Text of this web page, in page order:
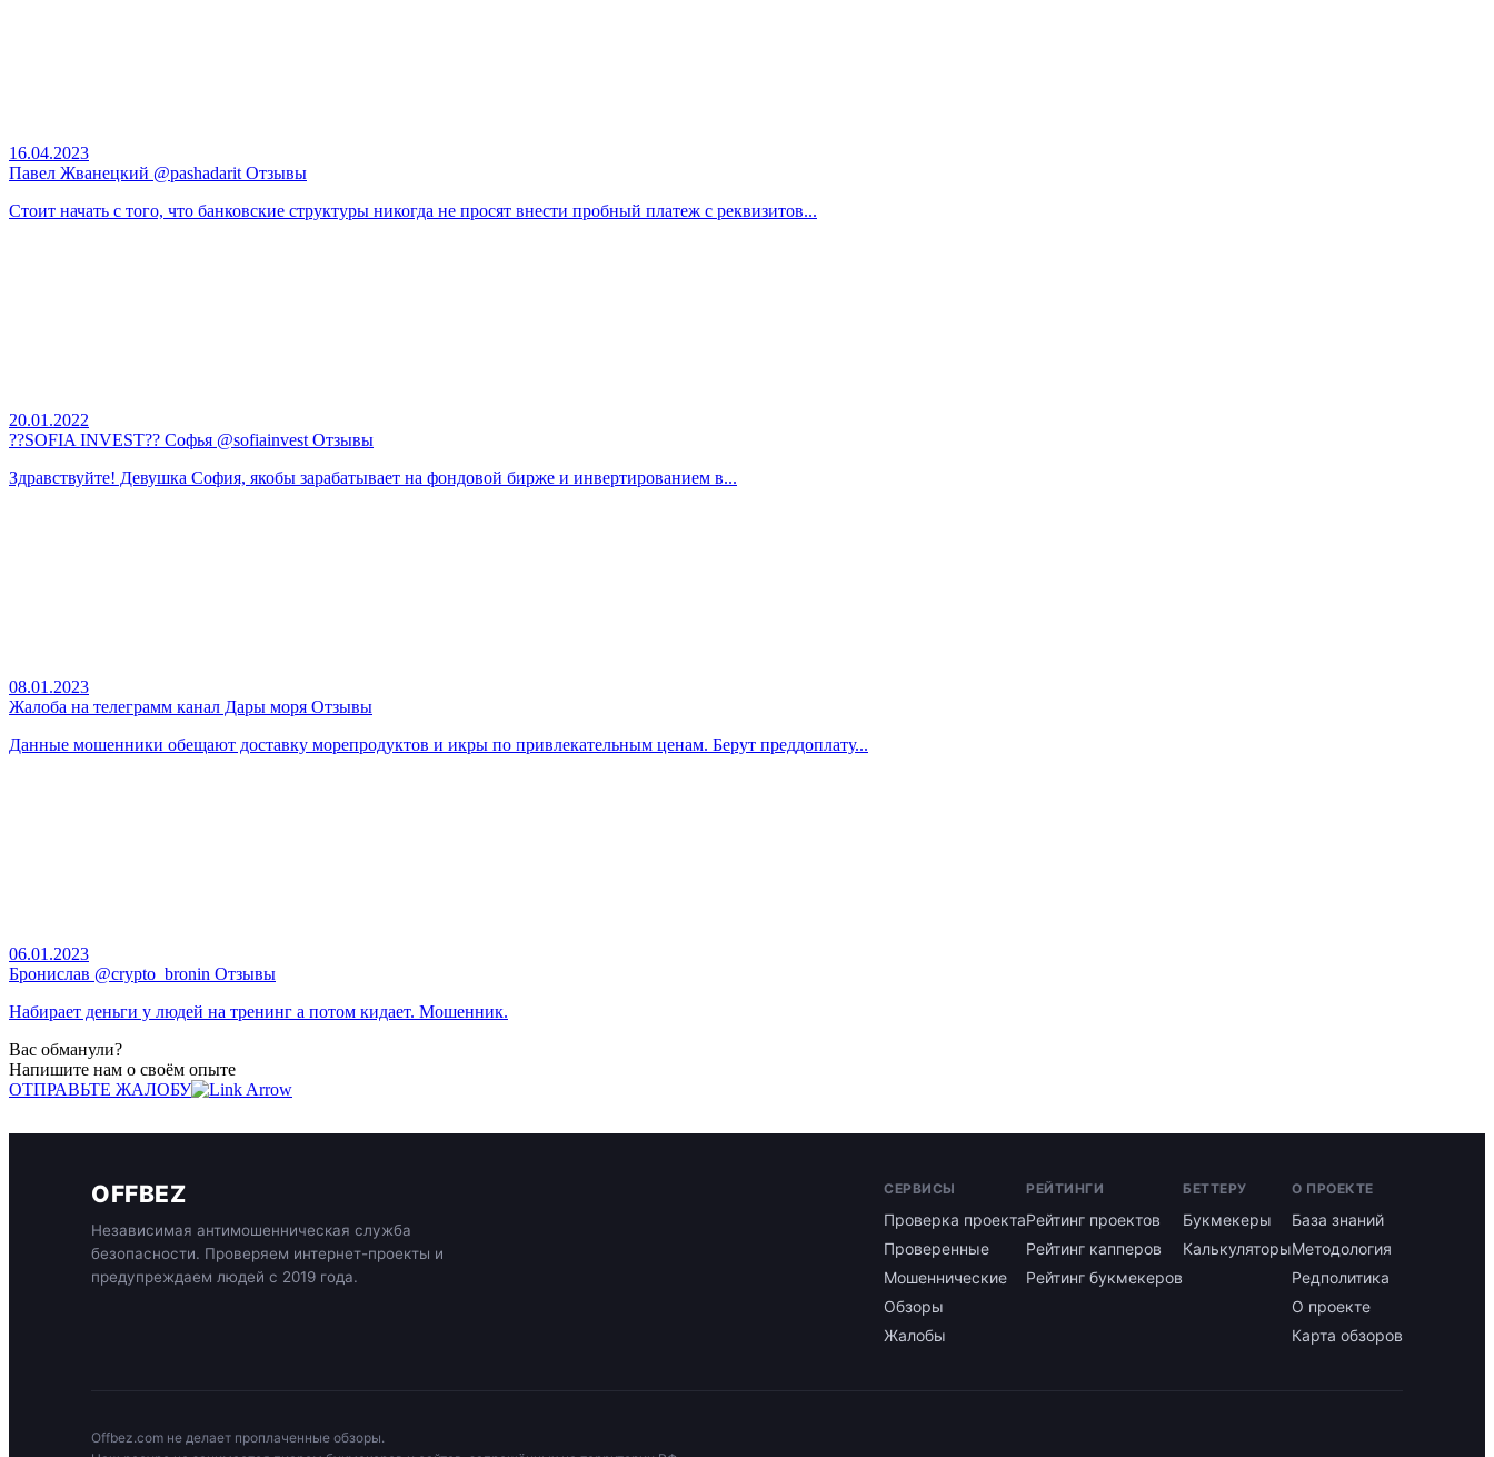
16.04.2023
Павел Жванецкий @pashadarit Отзывы
Стоит начать с того, что банковские структуры никогда не просят внести пробный платеж с реквизитов...
20.01.2022
??SOFIA INVEST?? Софья @sofiainvest Отзывы
Здравствуйте! Девушка София, якобы зарабатывает на фондовой бирже и инвертированием в...
08.01.2023
Жалоба на телеграмм канал Дары моря Отзывы
Данные мошенники обещают доставку морепродуктов и икры по привлекательным ценам. Берут преддоплату...
06.01.2023
Бронислав @crypto_bronin Отзывы
Набирает деньги у людей на тренинг а потом кидает. Мошенник.
Вас обманули?
Напишите нам о своём опыте
ОТПРАВЬТЕ ЖАЛОБУ
OFFBEZ
Независимая антимошенническая служба
безопасности. Проверяем интернет-проекты и
предупреждаем людей с 2019 года.
СЕРВИСЫ
Проверка проекта
Проверенные
Мошеннические
Обзоры
Жалобы
РЕЙТИНГИ
Рейтинг проектов
Рейтинг капперов
Рейтинг букмекеров
БЕТТЕРУ
Букмекеры
Калькуляторы
О ПРОЕКТЕ
База знаний
Методология
Редполитика
О проекте
Карта обзоров
Offbez.com не делает проплаченные обзоры.